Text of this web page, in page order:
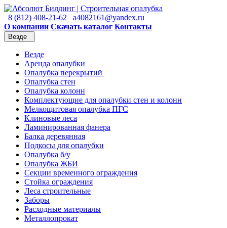
8 (812) 408-21-62
a4082161@yandex.ru
О компании Скачать каталог Контакты
Везде
Везде
Аренда опалубки
Опалубка перекрытий
Опалубка стен
Опалубка колонн
Комплектующие для опалубки стен и колонн
Мелкощитовая опалубка ПГС
Клиновые леса
Ламинированная фанера
Балка деревянная
Подкосы для опалубки
Опалубка б/у
Опалубка ЖБИ
Секции временного ограждения
Стойка ограждения
Леса строительные
Заборы
Расходные материалы
Металлопрокат